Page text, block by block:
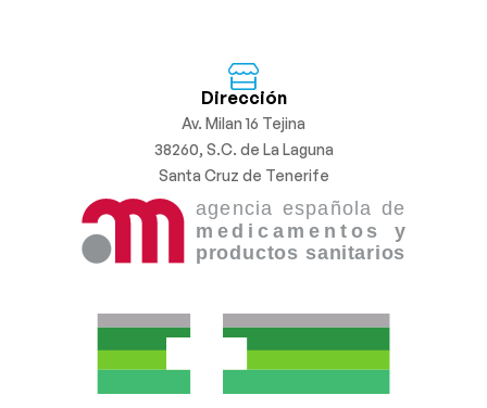
Dirección
Av. Milan 16 Tejina
38260, S.C. de La Laguna
Santa Cruz de Tenerife